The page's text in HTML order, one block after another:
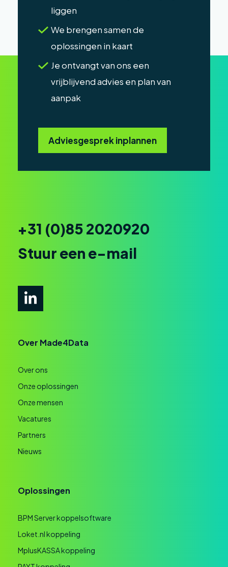
liggen
We brengen samen de
oplossingen in kaart
Je ontvangt van ons een
vrijblijvend advies en plan van
aanpak
Adviesgesprek inplannen
+31 (0)85 2020920
Stuur een e-mail
Over Made4Data
Over ons
Onze oplossingen
Onze mensen
Vacatures
Partners
Nieuws
Oplossingen
BPM Server koppelsoftware
Loket.nl koppeling
MplusKASSA koppeling